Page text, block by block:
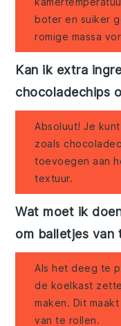
boter en suiker
romige massa
Kan ik extra
chocoladechips
Absoluut! Je
zoals
toevoegen aan
textuur.
Wat moet ik
om balletjes van
Als het deeg te
de koelkast
maken. Dit
van te rollen.